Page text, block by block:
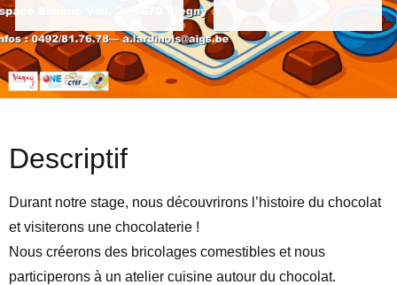
Descriptif
Durant notre stage, nous découvrirons l’histoire du chocolat
et visiterons une chocolaterie !
Nous créerons des bricolages comestibles et nous
participerons à un atelier cuisine autour du chocolat.